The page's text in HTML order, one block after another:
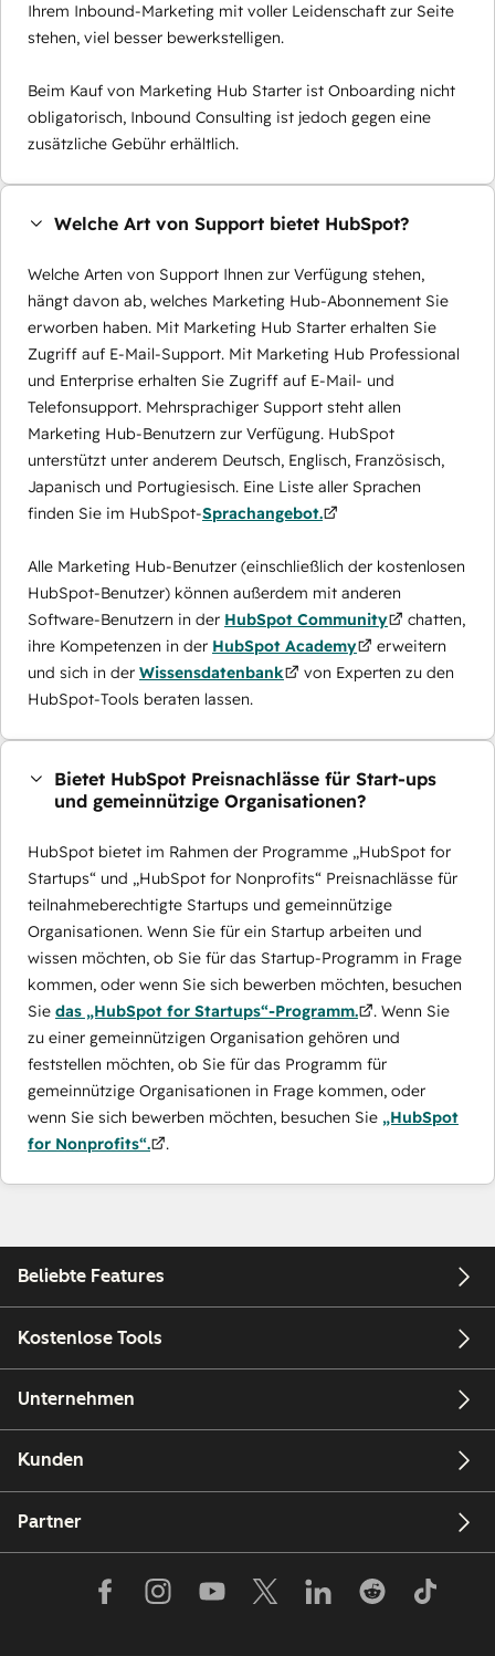
Ihrem Inbound-Marketing mit voller Leidenschaft zur Seite
stehen, viel besser bewerkstelligen.
Beim Kauf von Marketing Hub Starter ist Onboarding nicht
obligatorisch, Inbound Consulting ist jedoch gegen eine
zusätzliche Gebühr erhältlich.
Welche Art von Support bietet HubSpot?
Welche Arten von Support Ihnen zur Verfügung stehen,
hängt davon ab, welches Marketing Hub-Abonnement Sie
erworben haben. Mit Marketing Hub Starter erhalten Sie
Zugriff auf E-Mail-Support. Mit Marketing Hub Professional
und Enterprise erhalten Sie Zugriff auf E-Mail- und
Telefonsupport. Mehrsprachiger Support steht allen
Marketing Hub-Benutzern zur Verfügung. HubSpot
unterstützt unter anderem Deutsch, Englisch, Französisch,
Japanisch und Portugiesisch. Eine Liste aller Sprachen
finden Sie im HubSpot-Sprachangebot.
Alle Marketing Hub-Benutzer (einschließlich der kostenlosen
HubSpot-Benutzer) können außerdem mit anderen
Software-Benutzern in der HubSpot Community
chatten,
ihre Kompetenzen in der HubSpot Academy
erweitern
und sich in der Wissensdatenbank
von Experten zu den
HubSpot-Tools beraten lassen.
Bietet HubSpot Preisnachlässe für Start-ups
und gemeinnützige Organisationen?
HubSpot bietet im Rahmen der Programme „HubSpot for
Startups“ und „HubSpot for Nonprofits“ Preisnachlässe für
teilnahmeberechtigte Startups und gemeinnützige
Organisationen. Wenn Sie für ein Startup arbeiten und
wissen möchten, ob Sie für das Startup-Programm in Frage
kommen, oder wenn Sie sich bewerben möchten, besuchen
Sie das „HubSpot for Startups“-Programm.
. Wenn Sie
zu einer gemeinnützigen Organisation gehören und
feststellen möchten, ob Sie für das Programm für
gemeinnützige Organisationen in Frage kommen, oder
wenn Sie sich bewerben möchten, besuchen Sie „HubSpot
for Nonprofits“.
.
Beliebte Features
Kostenlose Tools
Unternehmen
Kunden
Partner